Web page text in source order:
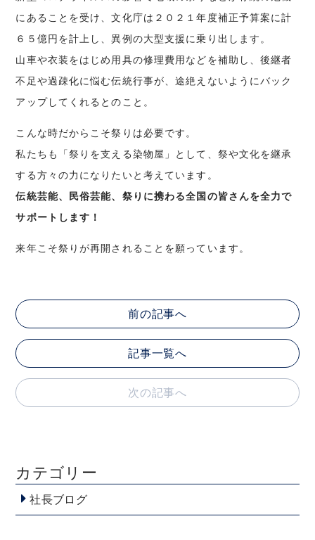
にあることを受け、文化庁は２０２１年度補正予算案に計
６５億円を計上し、異例の大型支援に乗り出します。
山車や衣装をはじめ用具の修理費用などを補助し、後継者
不足や過疎化に悩む伝統行事が、途絶えないようにバック
アップしてくれるとのこと。
こんな時だからこそ祭りは必要です。
私たちも「祭りを支える染物屋」として、祭や文化を継承
する方々の力になりたいと考えています。
伝統芸能、民俗芸能、祭りに携わる全国の皆さんを全力で
サポートします！
来年こそ祭りが再開されることを願っています。
前の記事へ
記事一覧へ
次の記事へ
カテゴリー
社長ブログ